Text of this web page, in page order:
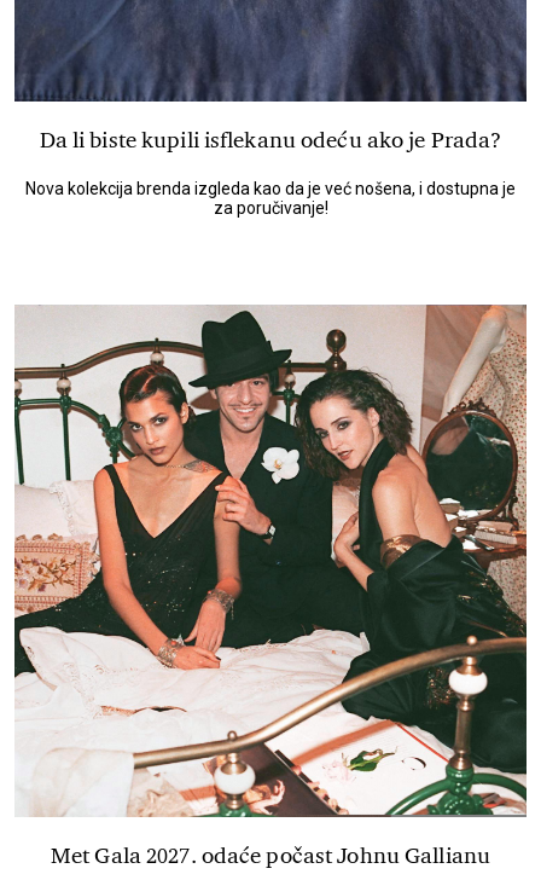
Da li biste kupili isflekanu odeću ako je Prada?
Nova kolekcija brenda izgleda kao da je već nošena, i dostupna je
za poručivanje!
Met Gala 2027. odaće počast Johnu Gallianu